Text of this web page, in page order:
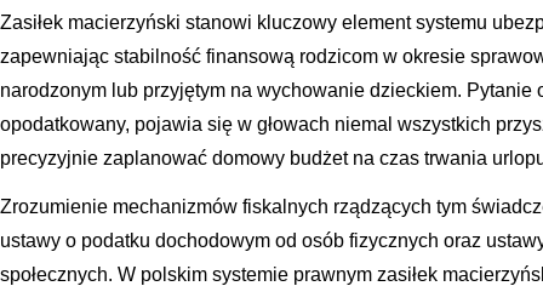
Zasiłek macierzyński stanowi kluczowy element systemu
zapewniając stabilność finansową rodzicom w okresie
narodzonym lub przyjętym na wychowanie dzieckiem. Pytanie
opodatkowany, pojawia się w głowach niemal wszystkich
precyzyjnie zaplanować domowy budżet na czas trwania
Zrozumienie mechanizmów fiskalnych rządzących tym
ustawy o podatku dochodowym od osób fizycznych oraz
społecznych. W polskim systemie prawnym zasiłek